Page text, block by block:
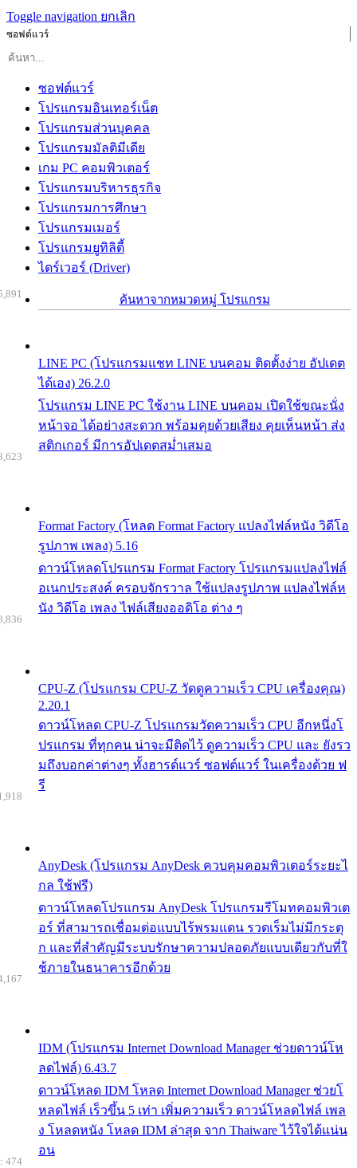
Toggle navigation ยกเลิก
ซอฟต์แวร์
ซอฟต์แวร์
โปรแกรมอินเทอร์เน็ต
โปรแกรมส่วนบุคคล
โปรแกรมมัลติมีเดีย
เกม PC คอมพิวเตอร์
โปรแกรมบริหารธุรกิจ
โปรแกรมการศึกษา
โปรแกรมเมอร์
โปรแกรมยูทิลิตี้
ไดร์เวอร์ (Driver)
ค้นหาจากหมวดหมู่ โปรแกรม
LINE PC (โปรแกรมแชท LINE บนคอม ติดตั้งง่าย อัปเดต
ได้เอง) 26.2.0
โปรแกรม LINE PC ใช้งาน LINE บนคอม เปิดใช้ขณะนั่ง
หน้าจอ ได้อย่างสะดวก พร้อมคุยด้วยเสียง คุยเห็นหน้า ส่ง
สติกเกอร์ มีการอัปเดตสม่ำเสมอ
Format Factory (โหลด Format Factory แปลงไฟล์หนัง วิดีโอ
รูปภาพ เพลง) 5.16
ดาวน์โหลดโปรแกรม Format Factory โปรแกรมแปลงไฟล์
อเนกประสงค์ ครอบจักรวาล ใช้แปลงรูปภาพ แปลงไฟล์ห
นัง วิดีโอ เพลง ไฟล์เสียงออดิโอ ต่าง ๆ
CPU-Z (โปรแกรม CPU-Z วัดดูความเร็ว CPU เครื่องคุณ)
2.20.1
ดาวน์โหลด CPU-Z โปรแกรมวัดความเร็ว CPU อีกหนึ่งโ
ปรแกรม ที่ทุกคน น่าจะมีติดไว้ ดูความเร็ว CPU และ ยังรว
มถึงบอกค่าต่างๆ ทั้งฮารด์แวร์ ซอฟต์แวร์ ในเครื่องด้วย ฟ
รี
AnyDesk (โปรแกรม AnyDesk ควบคุมคอมพิวเตอร์ระยะไ
กล ใช้ฟรี)
ดาวน์โหลดโปรแกรม AnyDesk โปรแกรมรีโมทคอมพิวเต
อร์ ที่สามารถเชื่อมต่อแบบไร้พรมแดน รวดเร็มไม่มีกระตุ
ก และที่สำคัญมีระบบรักษาความปลอดภัยแบบเดียวกับที่ใ
ช้ภายในธนาคารอีกด้วย
IDM (โปรแกรม Internet Download Manager ช่วยดาวน์โห
ลดไฟล์) 6.43.7
ดาวน์โหลด IDM โหลด Internet Download Manager ช่วยโ
หลดไฟล์ เร็วขึ้น 5 เท่า เพิ่มความเร็ว ดาวน์โหลดไฟล์ เพล
ง โหลดหนัง โหลด IDM ล่าสุด จาก Thaiware ไว้ใจได้แน่น
อน
474